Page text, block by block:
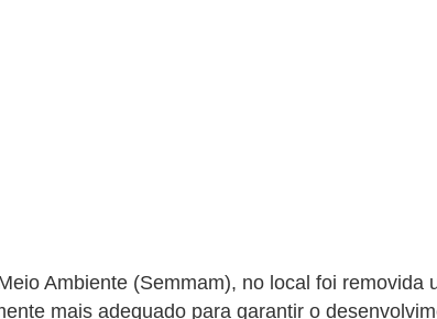
Ambiente (Semmam), no local foi removida
mais adequado para garantir o